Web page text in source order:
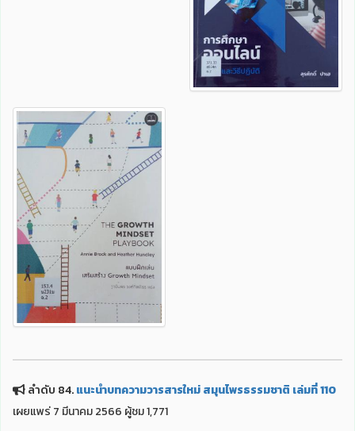
ลำดับ 84.แนะนำบทความวารสารใหม่ สมุนไพรธรรมชาติ เล่มที่ 110
เผยแพร่ 7 มีนาคม 2566 ผู้ชม 1,771